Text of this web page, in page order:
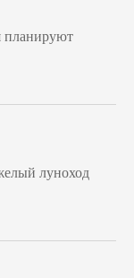
планируют
луноход